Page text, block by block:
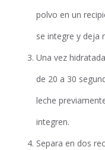
polvo en un
se integre y deja
Una vez
de 20 a 30
leche
integren.
Separa en dos